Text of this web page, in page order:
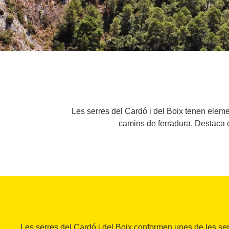
Les serres del Cardó i del Boix tenen
camins de ferradura.
Les serres del Cardó i del Boix conformen unes de les